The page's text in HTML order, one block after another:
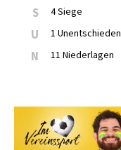
S 4 Siege
U 1 Unentschieden
N 11 Niederlagen